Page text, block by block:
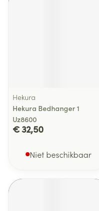
Hekura
Hekura Bedhanger 1
Uz8600
€ 32,50
Niet beschikbaar